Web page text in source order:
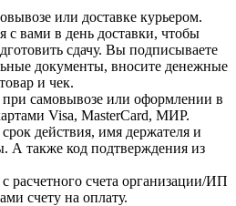
или доставке курьером.
с вами в день доставки, чтобы
сдачу. Вы подписываете
документы, вносите денежные
и чек.
при самовывозе или оформлении в
Visa, MasterCard, МИР.
действия, имя держателя и
А также код подтверждения из
расчетного счета организации/ИП
счету на оплату.